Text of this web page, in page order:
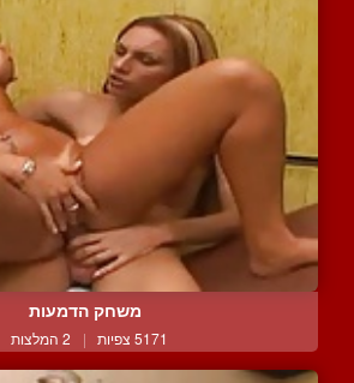
משחק הדמעות
5171 צפיות | 2 המלצות